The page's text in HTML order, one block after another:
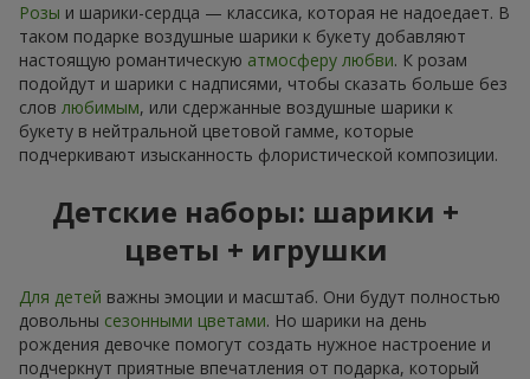
Розы и шарики-сердца — классика, которая не надоедает. В
таком подарке воздушные шарики к букету добавляют
настоящую романтическую атмосферу любви. К розам
подойдут и шарики с надписями, чтобы сказать больше без
слов любимым, или сдержанные воздушные шарики к
букету в нейтральной цветовой гамме, которые
подчеркивают изысканность флористической композиции.
Детские наборы: шарики +
цветы + игрушки
Для детей важны эмоции и масштаб. Они будут полностью
довольны сезонными цветами. Но шарики на день
рождения девочке помогут создать нужное настроение и
подчеркнут приятные впечатления от подарка, который